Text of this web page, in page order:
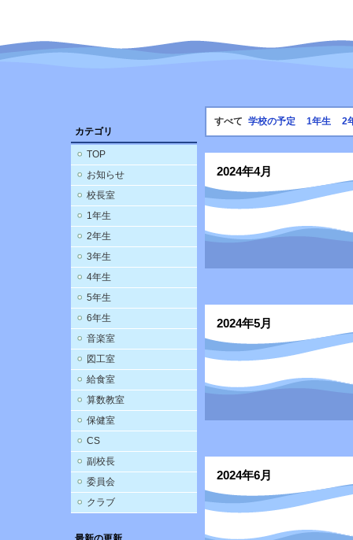
カテゴリ
TOP
お知らせ
校長室
1年生
2年生
3年生
4年生
5年生
6年生
音楽室
図工室
給食室
算数教室
保健室
CS
副校長
委員会
クラブ
すべて 学校の予定 1年生 2
2024年4月
2024年5月
2024年6月